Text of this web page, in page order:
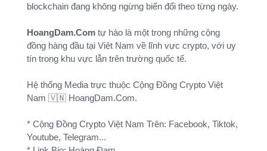
blockchain đang không ngừng biến đổi theo từng ngày.
HoangDam.Com tự hào là một trong những cộng
đồng hàng đầu tại Việt Nam về lĩnh vực crypto, với uy
tín trong khu vực lẫn trên trường quốc tế.
Hệ thống Media trực thuộc Cộng Đồng Crypto Việt
Nam 🇻🇳 HoangDam.Com.
* Cộng Đồng Crypto Việt Nam Trên: Facebook, Tiktok,
Youtube, Telegram...